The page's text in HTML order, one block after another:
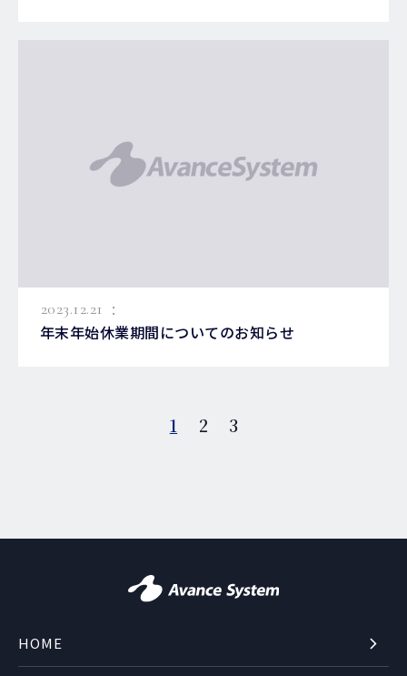
2023.12.21 :
年末年始休業期間についてのお知らせ
1 2 3
HOME